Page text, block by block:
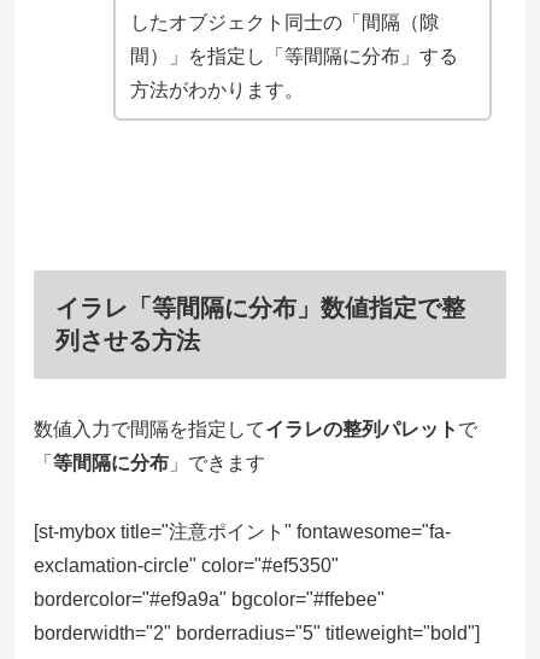
したオブジェクト同士の「間隔（隙
間）」を指定し「等間隔に分布」する
方法がわかります。
イラレ「等間隔に分布」数値指定で整
列させる方法
数値入力で間隔を指定してイラレの整列パレット で
「 等間隔に分布 」できます
[st-mybox title="注意ポイント" fontawesome="fa-
exclamation-circle" color="#ef5350"
bordercolor="#ef9a9a" bgcolor="#ffebee"
borderwidth="2" borderradius="5" titleweight="bold"]